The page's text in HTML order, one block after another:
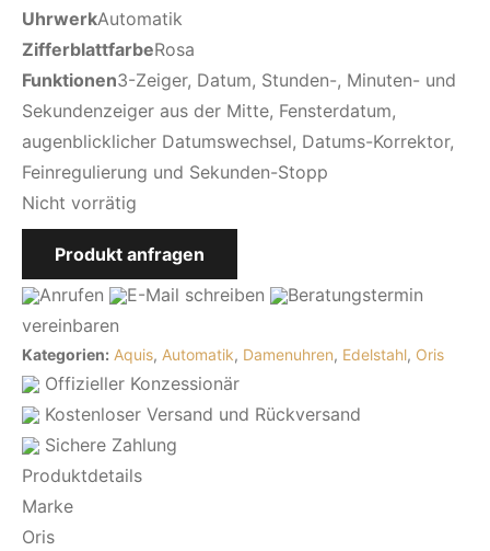
UhrwerkAutomatik
ZifferblattfarbeRosa
Funktionen3-Zeiger, Datum, Stunden-, Minuten- und
Sekundenzeiger aus der Mitte, Fensterdatum,
augenblicklicher Datumswechsel, Datums-Korrektor,
Feinregulierung und Sekunden-Stopp
Nicht vorrätig
Produkt anfragen
Anrufen
E-Mail schreiben
Beratungstermin
vereinbaren
Kategorien: Aquis, Automatik, Damenuhren, Edelstahl, Oris
Offizieller Konzessionär
Kostenloser Versand und Rückversand
Sichere Zahlung
Produktdetails
Marke
Oris